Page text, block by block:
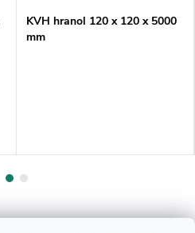
KVH hranol 120 x 120 x 5000
mm